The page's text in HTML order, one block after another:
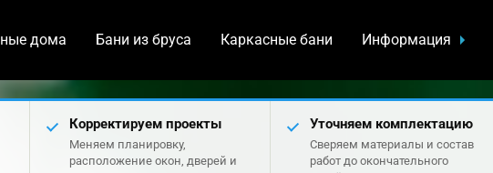
дома Бани из бруса Каркасные бани Информация
Корректируем проекты
Меняем планировку,
расположение окон, дверей и
Уточняем комплектацию
Сверяем материалы и состав
работ до окончательного